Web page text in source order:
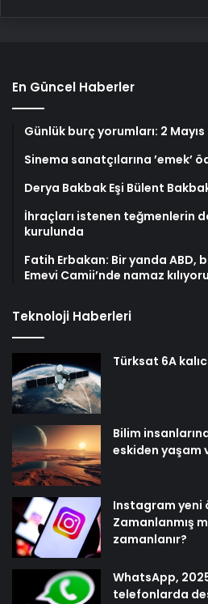
En Güncel Haberler
Günlük burç yorumları: 2
Sinema sanatçılarına ’emek’
Derya Bakbak Eşi Bülent
İhraçları istenen teğmenlerin
kurulunda
Fatih Erbakan: Bir yanda ABD,
Emevi Camii’nde namaz
Teknoloji Haberleri
Türksat 6A
Bilim
eskiden yaşam
Instagram yeni
Zamanlanmış
zamanlanır?
WhatsApp,
telefonlarda